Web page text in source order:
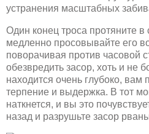
устранения масштабных
Один конец троса протяните в
медленно просовывайте его
поворачивая против часовой
обезвредить засор, хоть и не
находится очень глубоко, вам
терпение и выдержка. В тот
наткнется, и вы это
назад и разрушьте засор